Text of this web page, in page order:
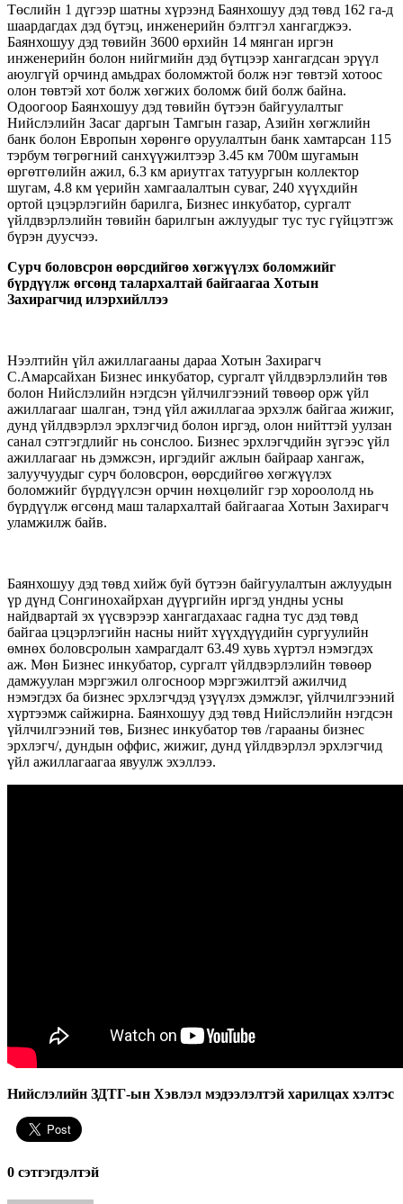
Төслийн 1 дүгээр шатны хүрээнд Баянхошуу дэд төвд 162 га-д
шаардагдах дэд бүтэц, инженерийн бэлтгэл хангагджээ.
Баянхошуу дэд төвийн 3600 өрхийн 14 мянган иргэн
инженерийн болон нийгмийн дэд бүтцээр хангагдсан эрүүл
аюулгүй орчинд амьдрах боломжтой болж нэг төвтэй хотоос
олон төвтэй хот болж хөгжих боломж бий болж байна.
Одоогоор Баянхошуу дэд төвийн бүтээн байгуулалтыг
Нийслэлийн Засаг даргын Тамгын газар, Азийн хөгжлийн
банк болон Европын хөрөнгө оруулалтын банк хамтарсан 115
тэрбум төгрөгний санхүүжилтээр 3.45 км 700м шугамын
өргөтгөлийн ажил, 6.3 км ариутгах татуургын коллектор
шугам, 4.8 км үерийн хамгаалалтын суваг, 240 хүүхдийн
ортой цэцэрлэгийн барилга, Бизнес инкубатор, сургалт
үйлдвэрлэлийн төвийн барилгын ажлуудыг тус тус гүйцэтгэж
бүрэн дуусчээ.
Сурч боловсрон өөрсдийгөө хөгжүүлэх боломжийг
бүрдүүлж өгсөнд талархалтай байгаагаа Хотын
Захирагчид илэрхийллээ
Нээлтийн үйл ажиллагааны дараа Хотын Захирагч
С.Амарсайхан Бизнес инкубатор, сургалт үйлдвэрлэлийн төв
болон Нийслэлийн нэгдсэн үйлчилгээний төвөөр орж үйл
ажиллагааг шалган, тэнд үйл ажиллагаа эрхэлж байгаа жижиг,
дунд үйлдвэрлэл эрхлэгчид болон иргэд, олон нийттэй уулзан
санал сэтгэгдлийг нь сонслоо. Бизнес эрхлэгчдийн зүгээс үйл
ажиллагааг нь дэмжсэн, иргэдийг ажлын байраар хангаж,
залуучуудыг сурч боловсрон, өөрсдийгөө хөгжүүлэх
боломжийг бүрдүүлсэн орчин нөхцөлийг гэр хороололд нь
бүрдүүлж өгсөнд маш талархалтай байгаагаа Хотын Захирагч
уламжилж байв.
Баянхошуу дэд төвд хийж буй бүтээн байгуулалтын ажлуудын
үр дүнд Сонгинохайрхан дүүргийн иргэд ундны усны
найдвартай эх үүсвэрээр хангагдахаас гадна тус дэд төвд
байгаа цэцэрлэгийн насны нийт хүүхдүүдийн сургуулийн
өмнөх боловсролын хамрагдалт 63.49 хувь хүртэл нэмэгдэх
аж. Мөн Бизнес инкубатор, сургалт үйлдвэрлэлийн төвөөр
дамжуулан мэргэжил олгосноор мэргэжилтэй ажилчид
нэмэгдэх ба бизнес эрхлэгчдэд үзүүлэх дэмжлэг, үйлчилгээний
хүртээмж сайжирна. Баянхошуу дэд төвд Нийслэлийн нэгдсэн
үйлчилгээний төв, Бизнес инкубатор төв /гарааны бизнес
эрхлэгч/, дундын оффис, жижиг, дунд үйлдвэрлэл эрхлэгчид
үйл ажиллагаагаа явуулж эхэллээ.
Нийслэлийн ЗДТГ-ын Хэвлэл мэдээлэлтэй харилцах хэлтэс
0 cэтгэгдэлтэй